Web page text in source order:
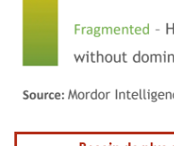
Image © Mordor Intelligence. La